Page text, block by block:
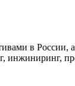
в
инжиниринг,